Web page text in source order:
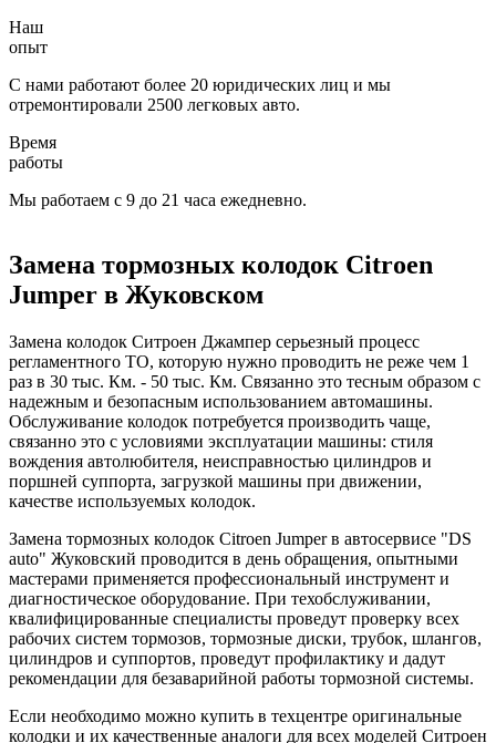
Наш
опыт
С нами работают более 20 юридических лиц и мы
отремонтировали 2500 легковых авто.
Время
работы
Мы работаем с 9 до 21 часа ежедневно.
Замена тормозных колодок Citroen
Jumper в Жуковском
Замена колодок Ситроен Джампер серьезный процесс
регламентного ТО, которую нужно проводить не реже чем 1
раз в 30 тыс. Км. - 50 тыс. Км. Связанно это тесным образом с
надежным и безопасным использованием автомашины.
Обслуживание колодок потребуется производить чаще,
связанно это с условиями эксплуатации машины: стиля
вождения автолюбителя, неисправностью цилиндров и
поршней суппорта, загрузкой машины при движении,
качестве используемых колодок.
Замена тормозных колодок Citroen Jumper в автосервисе "DS
auto" Жуковский проводится в день обращения, опытными
мастерами применяется профессиональный инструмент и
диагностическое оборудование. При техобслуживании,
квалифицированные специалисты проведут проверку всех
рабочих систем тормозов, тормозные диски, трубок, шлангов,
цилиндров и суппортов, проведут профилактику и дадут
рекомендации для безаварийной работы тормозной системы.
Если необходимо можно купить в техцентре оригинальные
колодки и их качественные аналоги для всех моделей Ситроен